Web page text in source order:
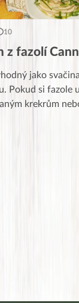
10
z fazolí
jako
Pokud si fazole
krekrům